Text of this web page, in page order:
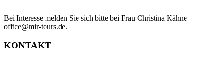
Bei Interesse melden Sie sich bitte bei Frau Christina Kähne
office@mir-tours.de.
KONTAKT